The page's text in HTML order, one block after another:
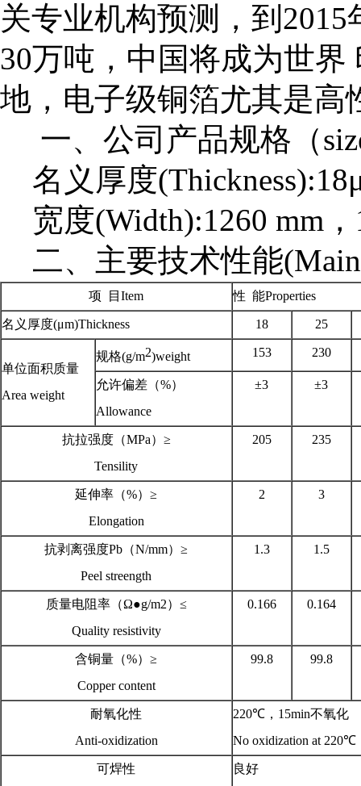
关专业机构预测，到
30万吨，中国将成为世
地，电子级铜箔尤其是高
一、公司产品规格（
名义厚度
宽度(Width):1260 mm，
二、主要技术性能
项 目Item 性 能Properties
名义厚度(μm)Thickness 18 25
单位面积质量
Area weight
规格(g/m2)weight 153 230
允许偏差（%）
Allowance
±3 ±3
抗拉强度（MPa）≥
Tensility
205 235
延伸率（%）≥
Elongation
2 3
抗剥离强度Pb（N/mm）≥
Peel streength
1.3 1.5
质量电阻率（Ω●g/m2）≤
Quality resistivity
0.166 0.164
含铜量（%）≥
Copper content
99.8 99.8
耐氧化性
Anti-oxidization
220℃，15min不氧化
No oxidization at 220℃
可焊性
良好